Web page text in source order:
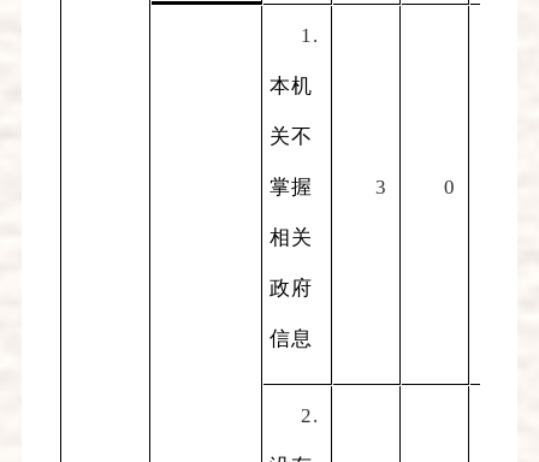
1.
本机
关不
掌握
相关
政府
信息
3 0
2.